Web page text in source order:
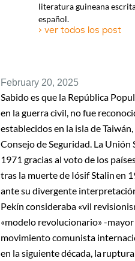
literatura guineana
español.
> ver todos los post
February 20, 2025
Sabido es que la República
en la guerra civil, no fue
establecidos en la isla de
Consejo de Seguridad. La
1971 gracias al voto de los
tras la muerte de Iósif Stalin en
ante su divergente
Pekín consideraba «vil
«modelo revolucionario» -
movimiento comunista
en la siguiente década, la